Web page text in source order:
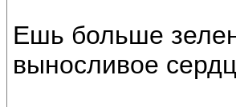
Ешь больше
выносливое